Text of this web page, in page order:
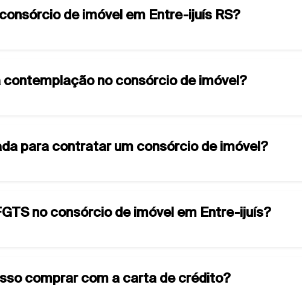
de imóvel em Entre-ijuís RS?
contemplação no consórcio de imóvel?
para contratar um consórcio de imóvel?
no consórcio de imóvel em Entre-ijuís?
comprar com a carta de crédito?